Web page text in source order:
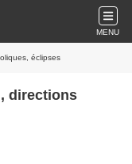
MENU
éclipses
directions